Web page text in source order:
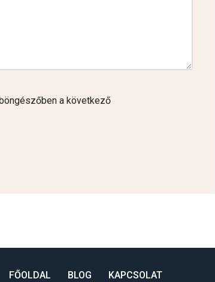
a következő
FŐOLDAL BLOG KAPCSOLAT